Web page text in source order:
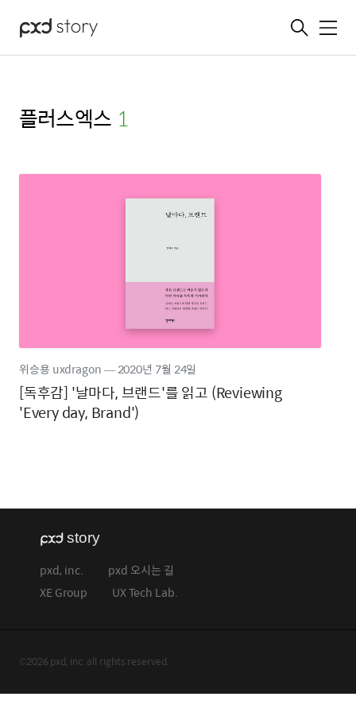
메뉴
플러스엑스 (1)
[독후감] '날마다, 브랜드'를 읽고 (Reviewing
'Every day, Brand')
위승용 uxdragon―2020년 7월 24일
pxd, inc.
pxd 오시는 길
XE Group
UX Tech Lab.
©2026 pxd, inc. all rights reserved.